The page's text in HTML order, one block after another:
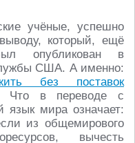
учёные, успешно
который, ещё
опубликован в
США. А именно:
без поставок
Что в переводе с
язык мира означает:
из общемирового
вычесть